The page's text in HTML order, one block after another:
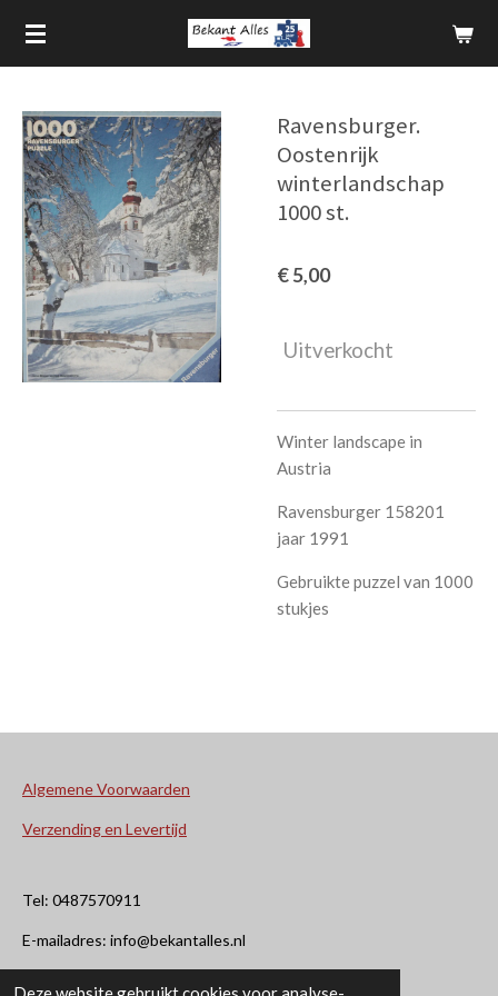
Ga
direct
hoofdinhoud
Ravensburger.
Oostenrijk
winterlandschap
1000 st.
€ 5,00
Uitverkocht
Winter landscape in
Austria
Ravensburger 158201
jaar 1991
Gebruikte puzzel van 1000
stukjes
Algemene Voorwaarden
Verzending en Levertijd
Tel: 0487570911
E-mailadres: info@bekantalles.nl